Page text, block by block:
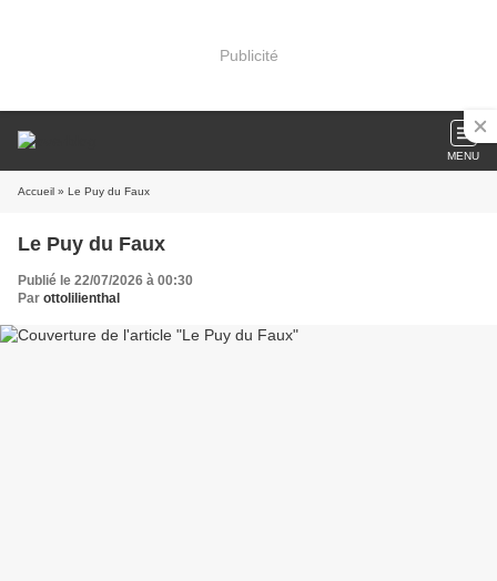
Publicité
MENU
Accueil » Le Puy du Faux
Le Puy du Faux
Publié le 22/07/2026 à 00:30
Par ottolilienthal